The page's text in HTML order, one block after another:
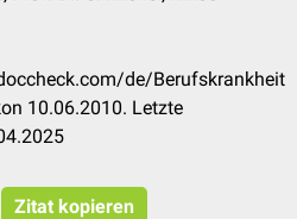
de/Berufskrankheit
10.06.2010. Letzte
Zitat kopieren